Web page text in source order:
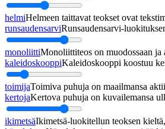
helmiHelmeen taittavat teokset ovat
runsaudensarviRunsaudensarvi-
monoliittiMonoliittiteos on muodossaan ja
kaleidoskooppiKaleidoskooppi koostuu
toimijaToimiva puhuja on maailmansa
kertojaKertova puhuja on kuvailemansa
ikimetsäIkimetsä-luokitellun teoksen